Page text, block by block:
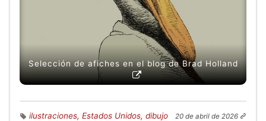
Selección de afiches en el blog de Brad Holland
ilustraciones, Estados Unidos, dibujo 20 de abril de 2026